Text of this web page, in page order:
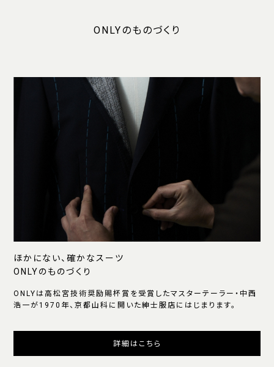
ONLYのものづくり
ほかにない、確かなスーツ
ONLYのものづくり
ONLYは高松宮技術奨励賜杯賞を受賞したマスターテーラー・中西
浩一が1970年、京都山科に開いた紳士服店にはじまります。
詳細はこちら